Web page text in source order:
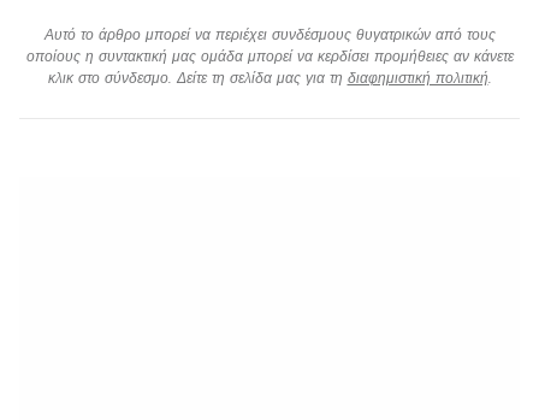
Αυτό το άρθρο μπορεί να περιέχει συνδέσμους θυγατρικών από τους
οποίους η συντακτική μας ομάδα μπορεί να κερδίσει προμήθειες αν κάνετε
κλικ στο σύνδεσμο. Δείτε τη σελίδα μας για τη διαφημιστική πολιτική.